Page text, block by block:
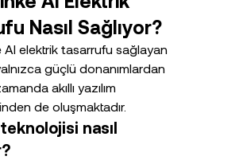
Nasıl Sağlıyor?
AI elektrik tasarrufu sağlayan
güçlü donanımlardan
akıllı yazılım
de oluşmaktadır.
nasıl